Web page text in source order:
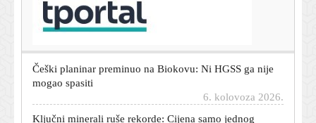
Novo doba antibiotika: Umjetna inteligencija dizajnirala
ubojicu bakterija
Češki planinar preminuo na Biokovu: Ni HGSS ga nije
mogao spasiti
Ključni minerali ruše rekorde: Cijena samo jednog
porasla je za 622 posto